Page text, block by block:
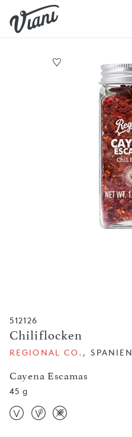
512126
Chiliflocken
Cayena Escamas
REGIONAL CO. , SPANIEN
45 g